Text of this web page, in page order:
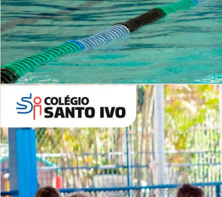
Período Integral | Saiba mais
INSTITUCIONAL
Lista de vídeos